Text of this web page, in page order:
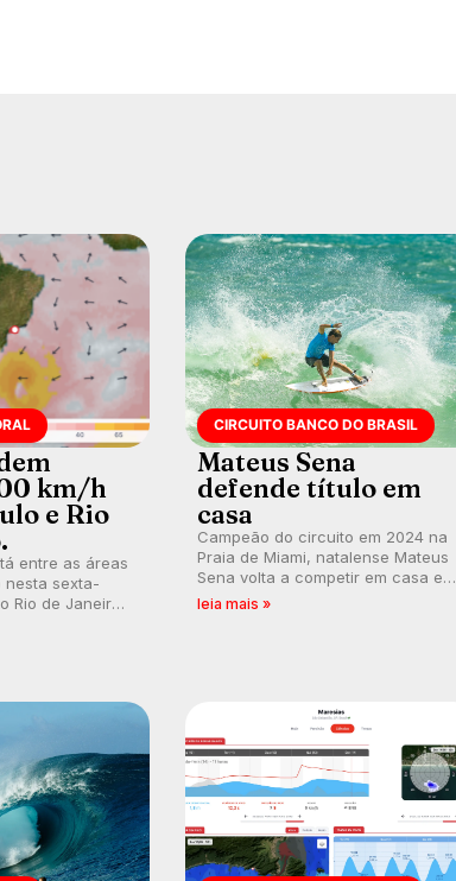
km/h
e Rio
entre as áreas
nesta sexta-
Rio de Janeiro
para ventos
CIRCUITO BANCO DO BRASIL
Mateus Sena
defende título em
casa
Campeão do circuito em 2024 na
Praia de Miami, natalense Mateus
Sena volta a competir em casa em
busca de manter a hegemonia
leia mais »